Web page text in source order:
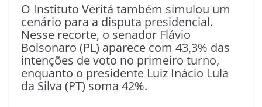
O Instituto Veritá também simulou um
cenário para a disputa presidencial.
Nesse recorte, o senador Flávio
Bolsonaro (PL) aparece com 43,3% das
intenções de voto no primeiro turno,
enquanto o presidente Luiz Inácio Lula
da Silva (PT) soma 42%.